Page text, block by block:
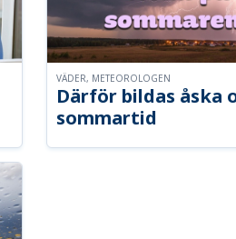
Därför bildas åska
sommartid
VÄDER, METEOROLOGEN